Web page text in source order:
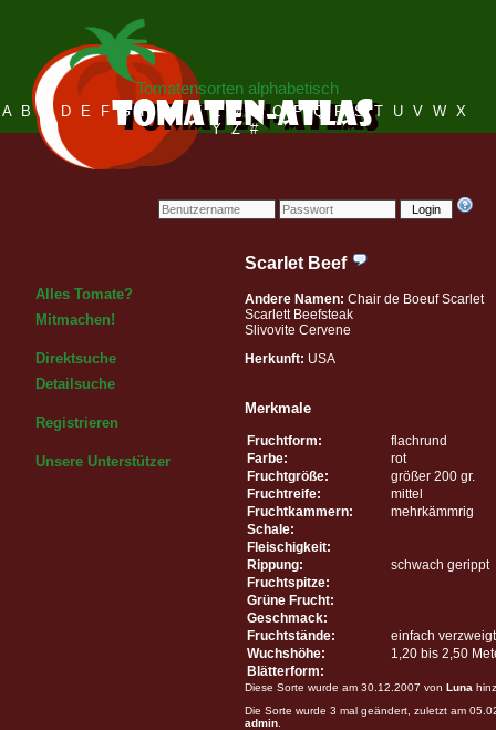
Login
Tomatensorten alphabetisch
A B C D E F G H I J K L M N O P Q R S T U V W X
Y Z #
Alles Tomate?
Mitmachen!
Direktsuche
Detailsuche
Registrieren
Unsere Unterstützer
Scarlet Beef
Andere Namen: Chair de Boeuf Scarlet
Scarlett Beefsteak
Slivovite Cervene
Herkunft: USA
Merkmale
Fruchtform:
flachrund
Farbe:
rot
Fruchtgröße:
größer 200 gr.
Fruchtreife:
mittel
Fruchtkammern:
mehrkämmrig
Schale:
Fleischigkeit:
Rippung:
schwach gerippt
Fruchtspitze:
Grüne Frucht:
Geschmack:
Fruchtstände:
einfach verzweigt
Wuchshöhe:
1,20 bis 2,50
Blätterform:
Diese Sorte wurde am 30.12.2007 von Luna
Die Sorte wurde 3 mal geändert, zuletzt am
admin